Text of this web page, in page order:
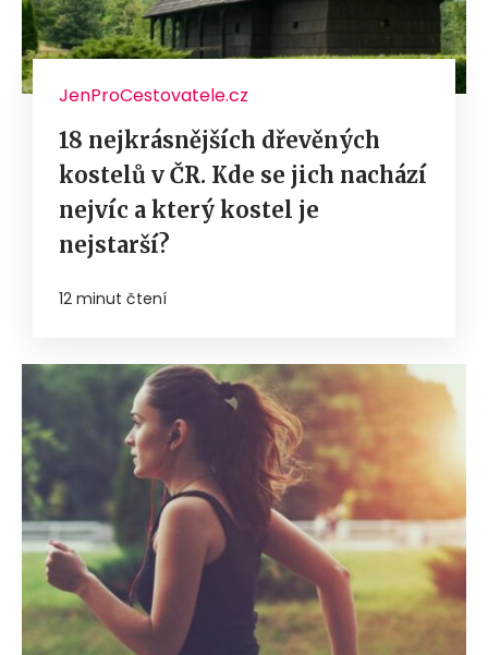
JenProCestovatele.cz
18 nejkrásnějších dřevěných
kostelů v ČR. Kde se jich nachází
nejvíc a který kostel je
nejstarší?
12 minut čtení